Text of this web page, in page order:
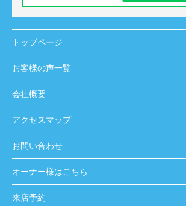
トップページ
お客様の声一覧
会社概要
アクセスマップ
お問い合わせ
オーナー様はこちら
来店予約